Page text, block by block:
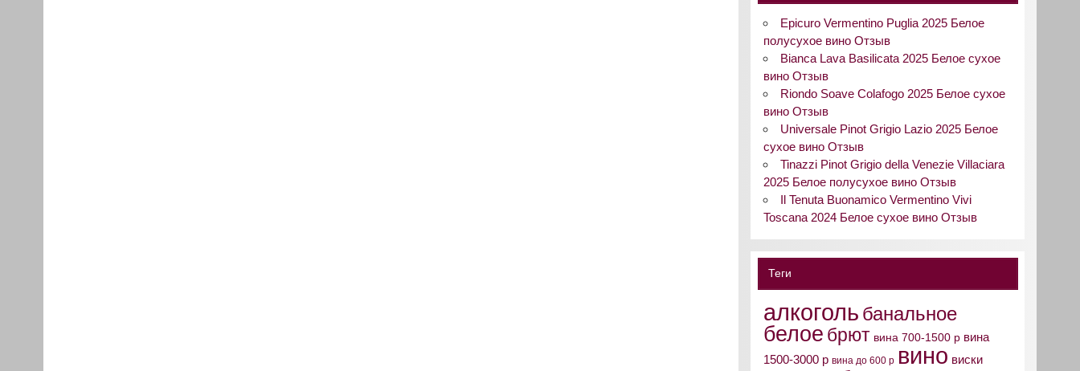
Epicuro Vermentino Puglia 2025 Белое
полусухое вино Отзыв
Bianca Lava Basilicata 2025 Белое сухое
вино Отзыв
Riondo Soave Colafogo 2025 Белое сухое
вино Отзыв
Universale Pinot Grigio Lazio 2025 Белое
сухое вино Отзыв
Tinazzi Pinot Grigio della Venezie Villaciara
2025 Белое полусухое вино Отзыв
Il Tenuta Buonamico Vermentino Vivi
Toscana 2024 Белое сухое вино Отзыв
Теги
алкоголь банальное
белое брют вина 700-1500 р вина
1500-3000 р вина до 600 р вино виски